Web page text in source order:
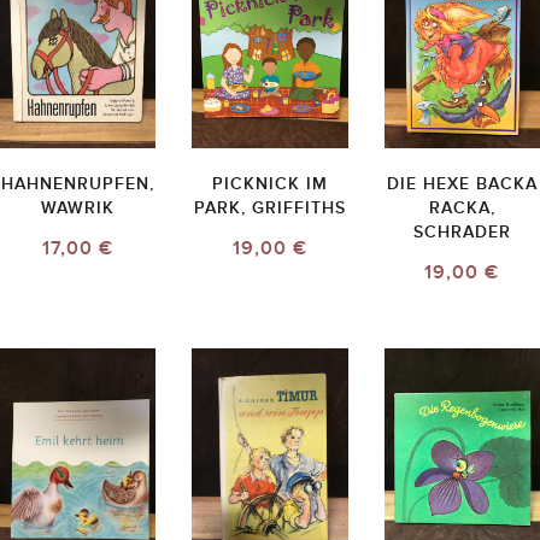
HAHNENRUPFEN,
WAWRIK
17,00 €
PICKNICK IM
PARK, GRIFFITHS
19,00 €
DIE HEXE BACKA
RACKA,
SCHRADER
19,00 €